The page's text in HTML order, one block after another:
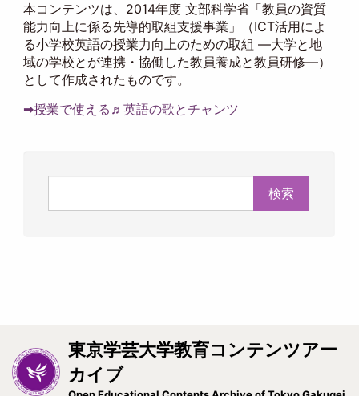
本コンテンツは、2014年度 文部科学省「教員の資質
能力向上に係る先導的取組支援事業」（ICT活用によ
る小学校英語の授業力向上のための取組 ―大学と地
域の学校とが連携・協働した教員養成と教員研修―）
として作成されたものです。
➡授業で使える♬英語の歌とチャンツ
検索
東京学芸大学教育コンテンツアー
カイブ